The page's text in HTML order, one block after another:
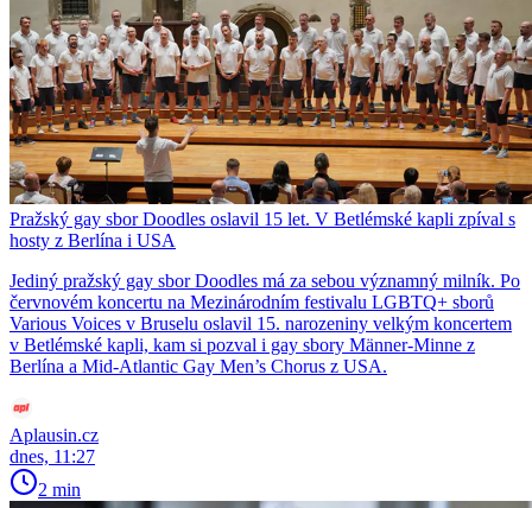
Pražský gay sbor Doodles oslavil 15 let. V Betlémské kapli zpíval s
hosty z Berlína i USA
Jediný pražský gay sbor Doodles má za sebou významný milník. Po
červnovém koncertu na Mezinárodním festivalu LGBTQ+ sborů
Various Voices v Bruselu oslavil 15. narozeniny velkým koncertem
v Betlémské kapli, kam si pozval i gay sbory Männer-Minne z
Berlína a Mid-Atlantic Gay Men’s Chorus z USA.
Aplausin.cz
dnes, 11:27
2 min